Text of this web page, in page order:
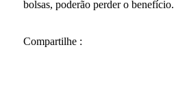
bolsas, poderão perder o benefício.
Compartilhe :